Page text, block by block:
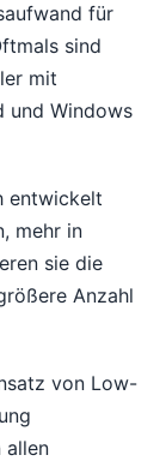
für
sind
mit
und Windows
entwickelt
mehr in
sie die
Anzahl
von Low-
allen